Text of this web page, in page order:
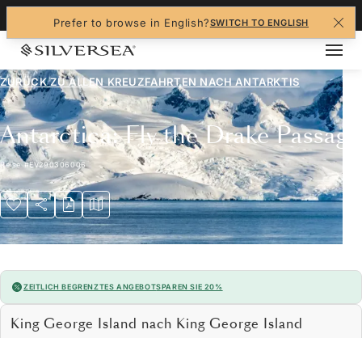
Prefer to browse in English?SWITCH TO ENGLISH
ZURÜCK ZU ALLEN KREUZFAHRTEN NACH ANTARKTIS
Antarctica: Fly the Drake Passage
Reise #EV290306006
ZEITLICH BEGRENZTES ANGEBOTSPAREN SIE 20%
King George Island nach King George Island